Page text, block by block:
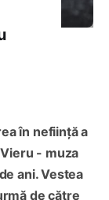
în neființă a
- muza
ani. Vestea
de către